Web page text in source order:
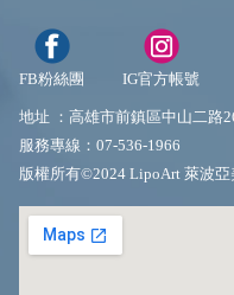
FB粉絲團 IG官方帳號
地址 ： 高雄市前鎮區中山二路
服務專線： 07-536-1966
版權所有©2024 LipoArt 萊波